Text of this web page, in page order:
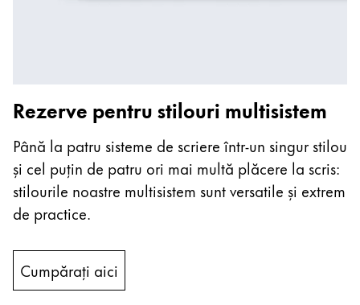
Rezerve pentru stilouri multisistem
Până la patru sisteme de scriere într-un singur stilou
și cel puțin de patru ori mai multă plăcere la scris:
stilourile noastre multisistem sunt versatile și extrem
de practice.
Cumpărați aici